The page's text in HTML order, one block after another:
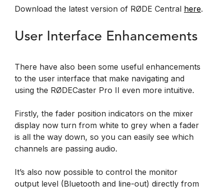
Download the latest version of RØDE Central here.
User Interface Enhancements
There have also been some useful enhancements
to the user interface that make navigating and
using the RØDECaster Pro II even more intuitive.
Firstly, the fader position indicators on the mixer
display now turn from white to grey when a fader
is all the way down, so you can easily see which
channels are passing audio.
It’s also now possible to control the monitor
output level (Bluetooth and line-out) directly from